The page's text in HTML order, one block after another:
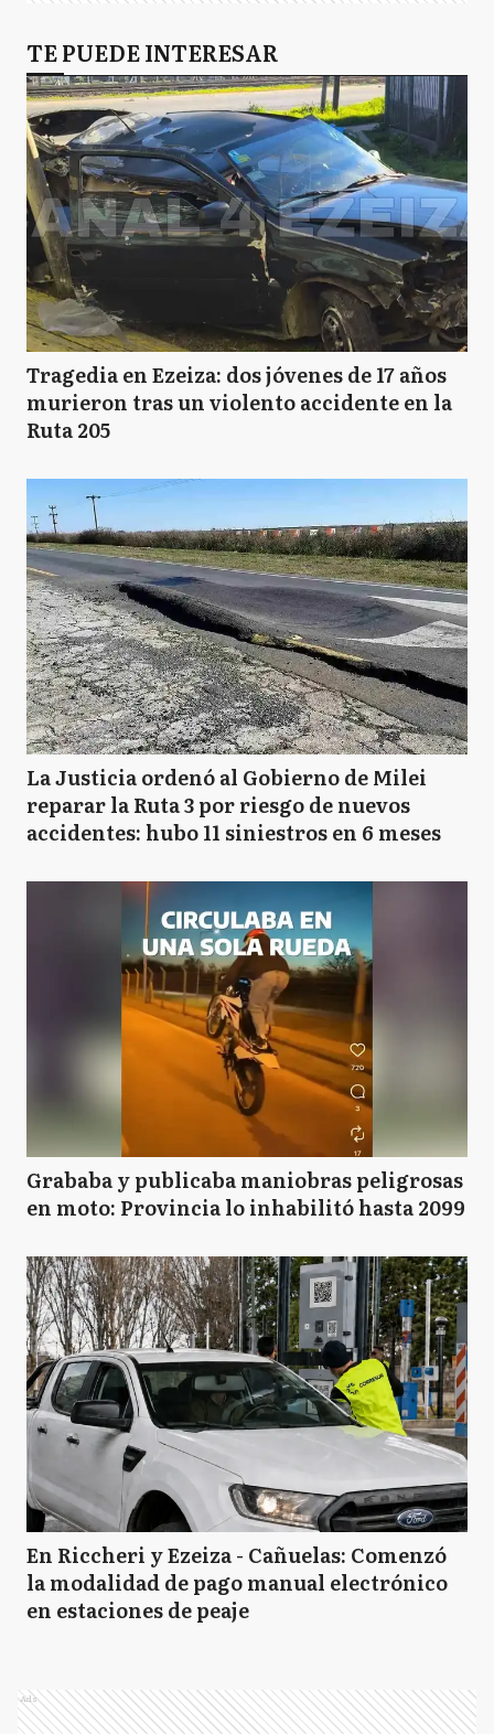
TE PUEDE INTERESAR
Tragedia en Ezeiza: dos jóvenes de 17 años
murieron tras un violento accidente en la
Ruta 205
La Justicia ordenó al Gobierno de Milei
reparar la Ruta 3 por riesgo de nuevos
accidentes: hubo 11 siniestros en 6 meses
Grababa y publicaba maniobras peligrosas
en moto: Provincia lo inhabilitó hasta 2099
En Riccheri y Ezeiza - Cañuelas: Comenzó
la modalidad de pago manual electrónico
en estaciones de peaje
Ads